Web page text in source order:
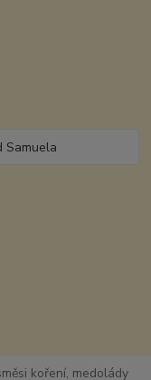
Samuela
koření, medolády